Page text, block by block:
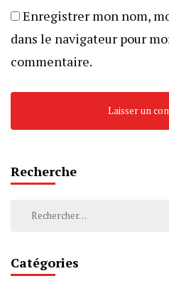
Enregistrer mon nom,
dans le navigateur pour
commentaire.
Recherche
Rechercher :
Catégories